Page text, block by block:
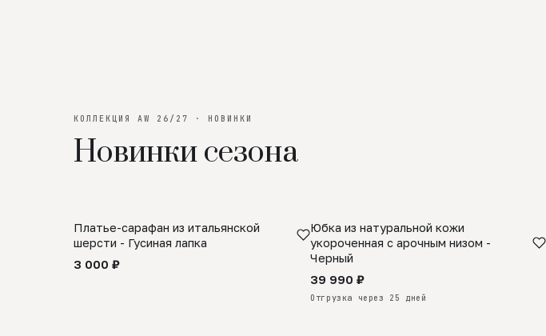
КОЛЛЕКЦИЯ AW 26/27 · НОВИНКИ
Новинки сезона
SALE
Платье-сарафан из итальянской
шерсти - Гусиная лапка
3 000 ₽
ПРЕДЗАКАЗ
Юбка из натуральной кожи
укороченная с арочным низом -
Черный
39 990 ₽
Отгрузка через 25 дней